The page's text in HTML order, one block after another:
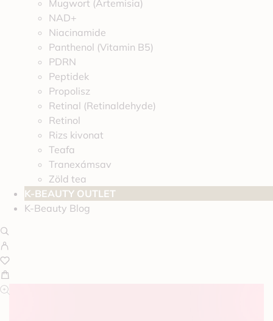
Mugwort (Artemisia)
NAD+
Niacinamide
Panthenol (Vitamin B5)
PDRN
Peptidek
Propolisz
Retinal (Retinaldehyde)
Retinol
Rizs kivonat
Teafa
Tranexámsav
Zöld tea
K-BEAUTY OUTLET
K-Beauty Blog